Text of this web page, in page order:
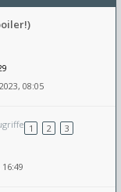
08:05
1 2
3